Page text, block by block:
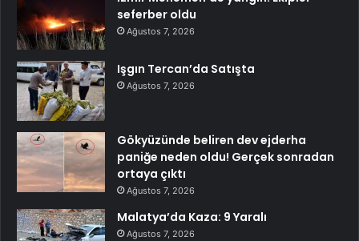
seferber oldu
Ağustos 7, 2026
Işgın Tercan’da Satışta
Ağustos 7, 2026
Gökyüzünde beliren dev ejderha
paniğe neden oldu! Gerçek sonradan
ortaya çıktı
Ağustos 7, 2026
Malatya’da Kaza: 9 Yaralı
Ağustos 7, 2026